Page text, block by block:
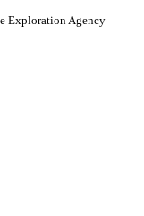
Exploration Agency